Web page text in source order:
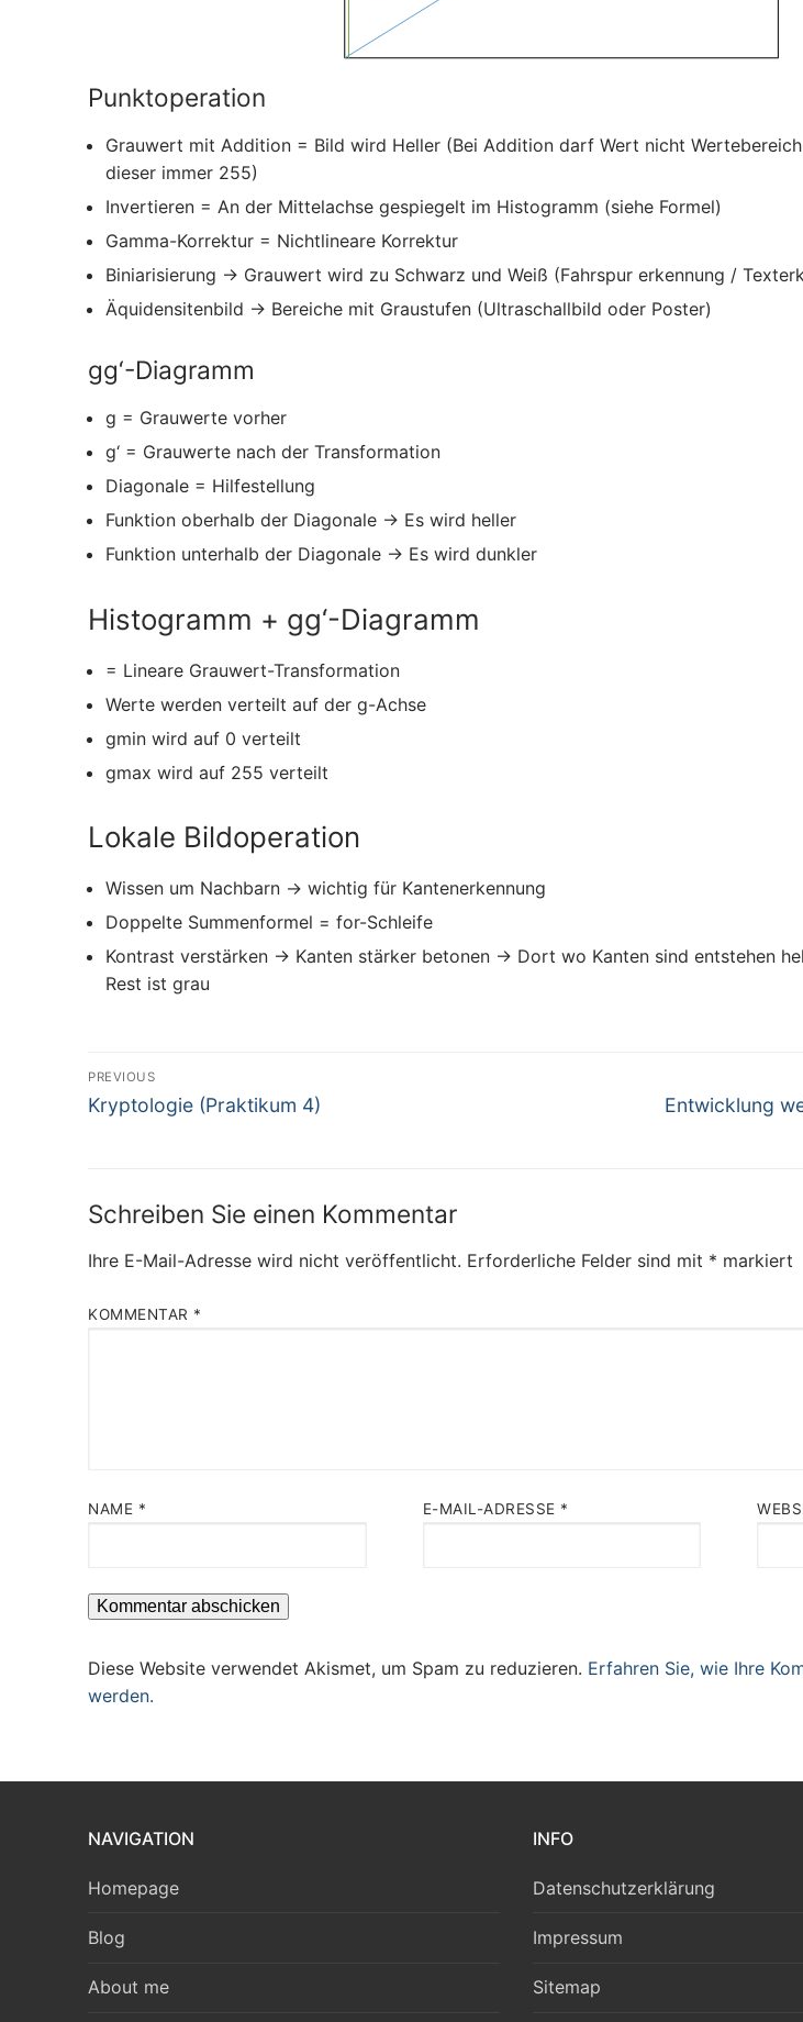
Punktoperation
Grauwert mit Addition = Bild wird Heller (Bei Addition darf Wert nicht
dieser immer 255)
Invertieren = An der Mittelachse gespiegelt im Histogramm (siehe Formel)
Gamma-Korrektur = Nichtlineare Korrektur
Biniarisierung → Grauwert wird zu Schwarz und Weiß (Fahrspur erkennung /
Äquidensitenbild → Bereiche mit Graustufen (Ultraschallbild oder Poster)
gg‘-Diagramm
g = Grauwerte vorher
g‘ = Grauwerte nach der Transformation
Diagonale = Hilfestellung
Funktion oberhalb der Diagonale → Es wird heller
Funktion unterhalb der Diagonale → Es wird dunkler
Histogramm + gg‘-Diagramm
= Lineare Grauwert-Transformation
Werte werden verteilt auf der g-Achse
gmin wird auf 0 verteilt
gmax wird auf 255 verteilt
Lokale Bildoperation
Wissen um Nachbarn → wichtig für Kantenerkennung
Doppelte Summenformel = for-Schleife
Kontrast verstärken → Kanten stärker betonen → Dort wo Kanten sind entstehen
Rest ist grau
Beitragsnavigation
PREVIOUS
Previous
Kryptologie (Praktikum 4)
Next
Entwicklung
Schreiben Sie einen Kommentar
Ihre E-Mail-Adresse wird nicht veröffentlicht. Erforderliche Felder sind mit * markiert
KOMMENTAR *
NAME * E-MAIL-ADRESSE *
Diese Website verwendet Akismet, um Spam zu reduzieren. Erfahren Sie, wie Ihre
werden.
NAVIGATION
Homepage
Blog
About me
INFO
Datenschutzerklärung
Impressum
Sitemap